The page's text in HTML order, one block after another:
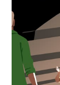
Kalender
zu
interagieren
und
ein
Datum
auszuwählen.
Drücke